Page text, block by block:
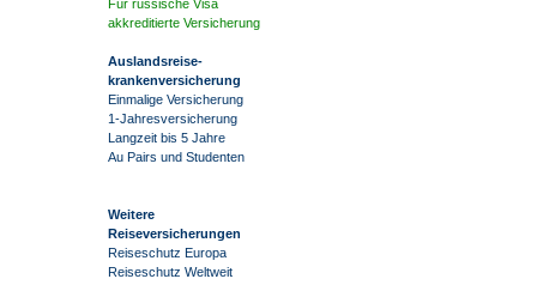
Für russische Visa
akkreditierte Versicherung
Auslandsreise-
krankenversicherung
Einmalige Versicherung
1-Jahresversicherung
Langzeit bis 5 Jahre
Au Pairs und Studenten
Weitere
Reiseversicherungen
Reiseschutz Europa
Reiseschutz Weltweit